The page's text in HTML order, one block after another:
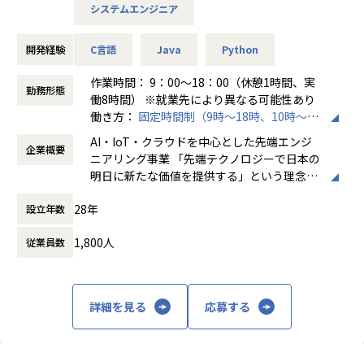
【業務の変更の範囲】
・ システム要件定義・設計（上流）SE
※ご志向・ご希望に応じて、プロジェクトを決定します
を前提としています。
＜魅力ポイント＞
地域愛採用を行っているため、基本的にご自宅から通える
範囲でプロジェクトを選定。
家族と一緒に過ごすことができ、好きな地域で安心して働
けます。
★基本給がベースUPしていく
基本給で勝負している会社です！技術手当等で大きく見せ
昇給は、基本給を上げていくため、賞与や残業代も必然的
システムエンジニア
開発経験 C言語 Java Python
勤務形態
作業時間： 9：00～18：00（休憩1時間、実
働8時間） ※就業先により異なる可能性あり
働き方： 固定時間制（9時～18時、10時～19
時間外労働の有無： 有（月平均20時間～30
時間）
休憩時間： 60分
企業概要
AI・IoT・クラウドを中心とした先端エンジ
ニアリング事業 「先端テクノロジーで日本の
明日に新たな価値を提供する」という理念を
た先端テクノロジーの中で「ジャパニアスだ
アリング業界から必要とされ続ける会社を目
設立年数 28年
従業員数 1,800人
詳細を見る 応募する